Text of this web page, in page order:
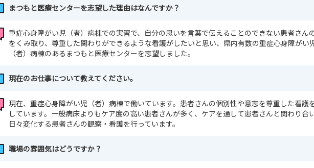
まつもと医療センターを志望した理由はなんですか？
重症心身障がい児（者）病棟での実習で、自分の思いを言葉で伝えることのできない患者さん
をくみ取り、尊重した関わりができるような看護がしたいと思い、県内有数の重症心身障がい
（者）病棟のあるまつもと医療センターを志望しました。
現在のお仕事について教えてください。
現在、重症心身障がい児（者）病棟で働いています。患者さんの個別性や意志を尊重した看護
しています。一般病床よりもケア度の高い患者さんが多く、ケアを通して患者さんと関わり合い
日々変化する患者さんの観察・看護を行っています。
職場の雰囲気はどうですか？